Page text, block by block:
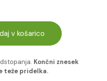
v košarico
Končni znesek
teže pridelka.